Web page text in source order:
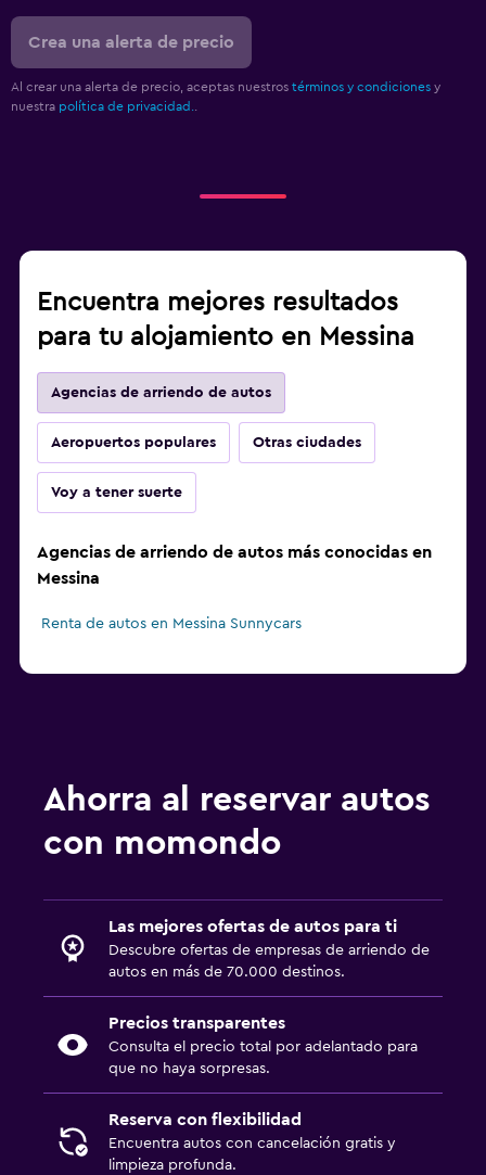
Crea una alerta de precio
Al crear una alerta de precio, aceptas nuestros términos y condiciones y
nuestra política de privacidad..
Encuentra mejores resultados
para tu alojamiento en Messina
Agencias de arriendo de autos
Aeropuertos populares Otras ciudades
Voy a tener suerte
Agencias de arriendo de autos más conocidas en
Messina
Renta de autos en Messina Sunnycars
Ahorra al reservar autos
con momondo
Las mejores ofertas de autos para ti
Descubre ofertas de empresas de arriendo de
autos en más de 70.000 destinos.
Precios transparentes
Consulta el precio total por adelantado para
que no haya sorpresas.
Reserva con flexibilidad
Encuentra autos con cancelación gratis y
limpieza profunda.